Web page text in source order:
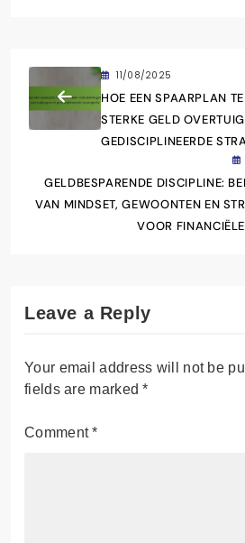
11/08/2025
HOE EEN SPAARPLAN
STERKE GELD
GEDISCIPLINEERDE
GELDBESPARENDE DISCIPLINE:
VAN MINDSET, GEWOONTEN EN
VOOR
Leave a Reply
Your email address will not be
fields are marked*
Comment*